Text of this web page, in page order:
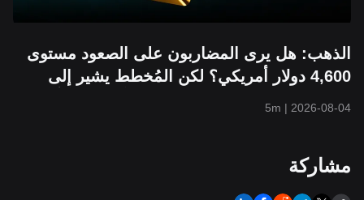
الذهب: هل يرى المضاربون على الصعود مستوى
4,600 دولار أمريكي؟ لكن المُخطط يشير إلى
2026-08-04
|
5m
مشاركة